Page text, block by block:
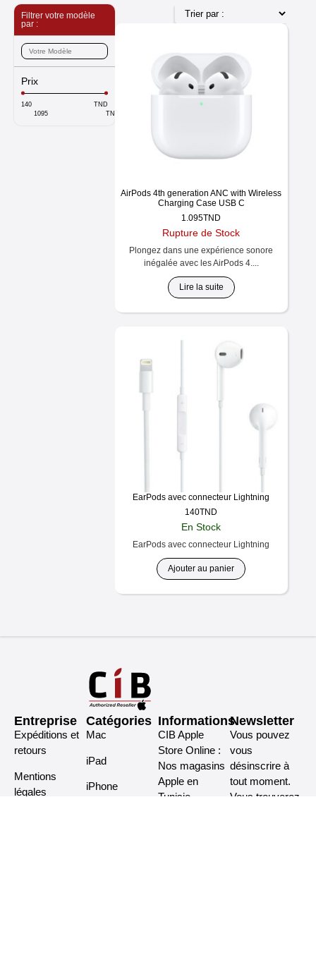
Filtrer votre modèle
par :
Prix
TND
TND
Rupture de Stock
AirPods 4th generation ANC with Wireless
Charging Case USB C
1.095TND
Plongez dans une expérience sonore
inégalée avec les AirPods 4....
Lire la suite
En Stock
EarPods avec connecteur Lightning
140TND
EarPods avec connecteur Lightning
Ajouter au panier
Entreprise
Expéditions et
retours
Mentions
légales
Catégories
Mac
iPad
iPhone
Informations
CIB Apple
Store Online :
Nos magasins
Apple en
Tunisie
Newsletter
Vous pouvez
vous
désinscrire à
tout moment.
Vous trouverez